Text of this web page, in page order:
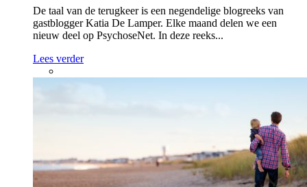
De taal van de terugkeer is een negendelige blogreeks van
gastblogger Katia De Lamper. Elke maand delen we een
nieuw deel op PsychoseNet. In deze reeks...
Lees verder